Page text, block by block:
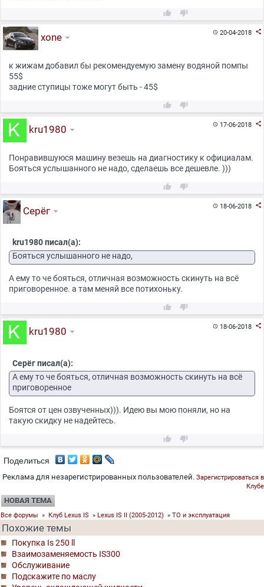
 
20-04-2018 
xone
к жижам добавил бы рекомендуемую замену водяной помпы
55$
задние ступицы тоже могут быть - 45$
 
17-06-2018 
kru1980
Понравившуюся машину везешь на диагностику к официалам.
Бояться услышанного не надо, сделаешь все дешевле. )))
 
18-06-2018 
Серёг
kru1980 писал(а):
Бояться услышанного не надо,
А ему то че бояться, отличная возможность скинуть на всё
приговоренное. а там меняй все потихоньку.
 
18-06-2018 
kru1980
Серёг писал(а):
А ему то че бояться, отличная возможность скинуть на всё
приговоренное
Боятся от цен озвученных))). Идею вы мою поняли, но на
такую скидку не надейтесь.
 
Поделиться
Реклама для незарегистрированных пользователей. Зарегистрироваться в
Клубе
НОВАЯ ТЕМА
Все форумы » Клуб Lexus IS » Lexus IS II (2005-2012) » ТО и эксплуатация
Похожие темы
Покупка Is 250 ll
Взаимозаменяемость IS300
Обслуживание
Подскажите по маслу